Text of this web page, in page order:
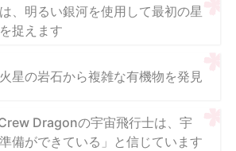
、明るい銀河を使用して最初の星
捉えます
星の岩石から複雑な有機物を発見
Dragonの宇宙飛行士は、宇
備ができている」と信じています